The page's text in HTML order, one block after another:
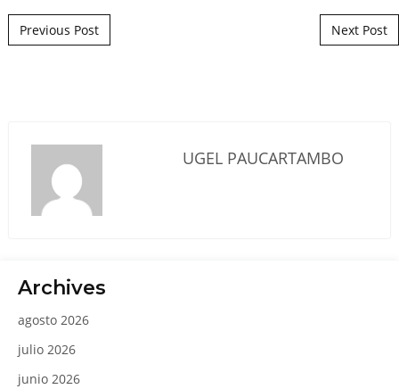
Post navigation
Previous Post Next Post
UGEL PAUCARTAMBO
Archives
agosto 2026
julio 2026
junio 2026